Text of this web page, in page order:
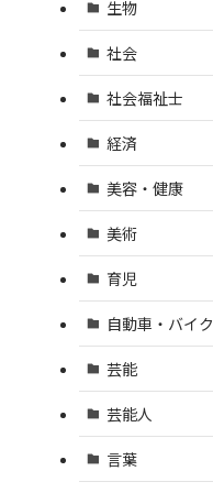
生物
社会
社会福祉士
経済
美容・健康
美術
育児
自動車・バイク
芸能
芸能人
言葉